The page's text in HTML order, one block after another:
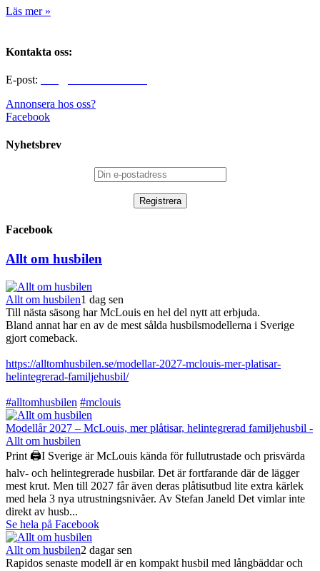
Läs mer »
Kontakta oss:
E-post:
Annonsera hos oss?
Facebook
Nyhetsbrev
Facebook
Allt om husbilen
Allt om husbilen1 dag sen
Till nästa säsong har McLouis en hel del nytt att erbjuda.
Bland annat har en av de mest sålda husbilsmodellerna i Sverige
gjort comeback.
https://alltomhusbilen.se/modellar-2027-mclouis-mer-platisar-
helintegrerad-familjehusbil/
#alltomhusbilen #mclouis
Modellår 2027 – McLouis, mer plåtisar, helintegrerad familjehusbil -
Allt om husbilen
Print 🖨I Sverige är McLouis kända för fullutrustade och prisvärda
halv- och helintegrerade husbilar. Det är fortfarande där de lägger
mest krut. Men till 2027 får även deras plåtisutbud lite extra kärlek
med hela 3 nya utrustningsnivåer. Av Stefan Janeld Det vimlar inte
direkt av husb...
Se hela på Facebook
Allt om husbilen2 dagar sen
Rapidos senaste modell är en kompakt husbil med långbäddar och